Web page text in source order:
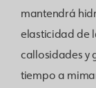
mantendrá
elasticidad de
callosidades y
tiempo a